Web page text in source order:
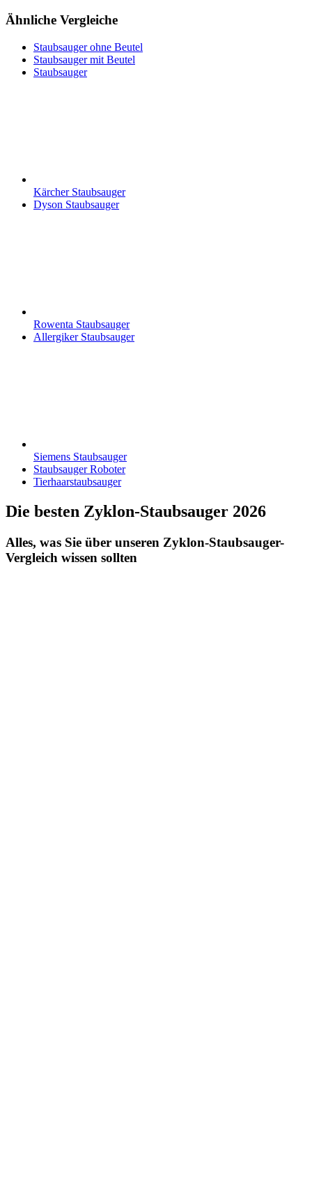
Ähnliche Vergleiche
Staubsauger ohne Beutel
Staubsauger mit Beutel
Staubsauger
Kärcher Staubsauger
Dyson Staubsauger
Rowenta Staubsauger
Allergiker Staubsauger
Siemens Staubsauger
Staubsauger Roboter
Tierhaarstaubsauger
Die besten Zyklon-Staubsauger 2026
Alles, was Sie über unseren Zyklon-Staubsauger-
Vergleich wissen sollten